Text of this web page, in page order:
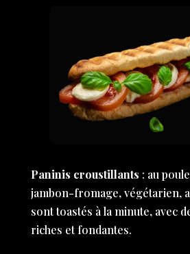
Paninis croustillants : au
jambon-fromage, végétarien,
sont toastés à la minute, avec
riches et fondantes.